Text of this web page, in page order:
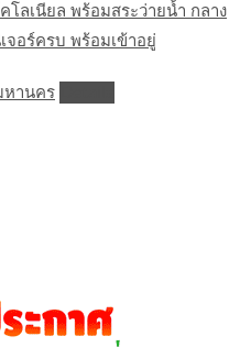
ลเนียล พร้อมสระว่ายน้ำ กลาง
อร์ครบ พร้อมเข้าอยู่
หานคร